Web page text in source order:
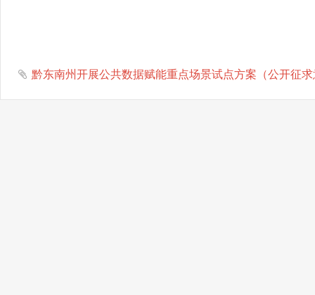
黔东南州开展公共数据赋能重点场景试点方案（公开征